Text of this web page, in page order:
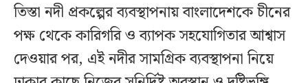
তিস্তা নদী প্রকল্পের ব্যবস্থাপনায় বাংলাদেশকে চীনের
পক্ষ থেকে কারিগরি ও ব্যাপক সহযোগিতার আশ্বাস
দেওয়ার পর, এই নদীর সামগ্রিক ব্যবস্থাপনা নিয়ে